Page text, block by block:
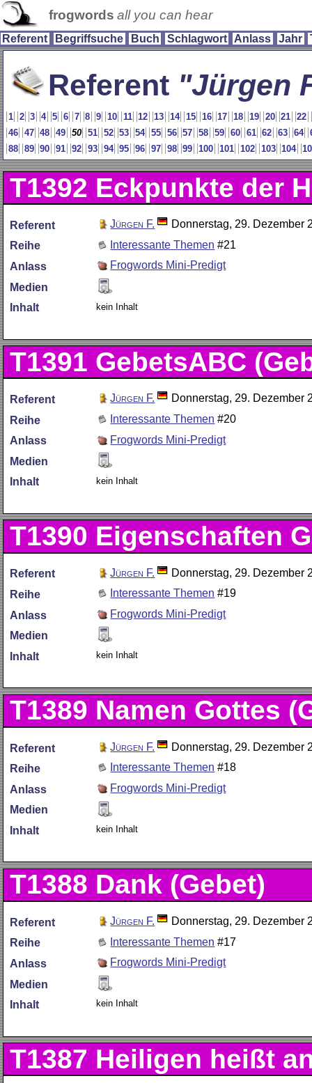
frogwords all you can hear
Referent Begriffsuche Buch Schlagwort Anlass Jahr
Referent Jürgen
1 2 3 4 5 6 7 8 9 10 11 12 13 14 15 16 17 18 19 20 21
22
46
47 48 49 50 51 52 53 54 55 56 57 58 59 60 61 62 63 64
88
89 90 91 92 93 94 95 96 97 98 99 100 101 102 103 104
T1392 Eckpunkte der
Referent Jürgen F.
Donnerstag, 29. Dezember
Reihe
Interessante Themen #21
Anlass
Frogwords Mini-Predigt
Medien
Inhalt
kein Inhalt
T1391 GebetsABC
Referent Jürgen F.
Donnerstag, 29. Dezember
Reihe
Interessante Themen #20
Anlass
Frogwords Mini-Predigt
Medien
Inhalt
kein Inhalt
T1390 Eigenschaften
Referent Jürgen F.
Donnerstag, 29. Dezember
Reihe
Interessante Themen #19
Anlass
Frogwords Mini-Predigt
Medien
Inhalt
kein Inhalt
T1389 Namen Gottes
Referent Jürgen F.
Donnerstag, 29. Dezember
Reihe
Interessante Themen #18
Anlass
Frogwords Mini-Predigt
Medien
Inhalt
kein Inhalt
T1388 Dank (Gebet)
Referent Jürgen F.
Donnerstag, 29. Dezember
Reihe
Interessante Themen #17
Anlass
Frogwords Mini-Predigt
Medien
Inhalt
kein Inhalt
T1387 Heiligen heißt